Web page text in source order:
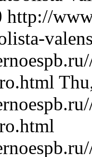
http://